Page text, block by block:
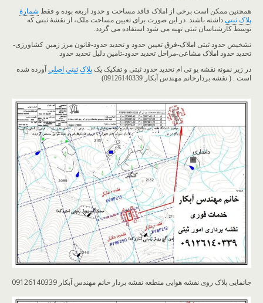
همچنین ممکن است برخی از املاک فاقد مساحت و حدود اربعه بوده و فقط شمارۀ
پلاک ثبتی داشته باشند. در این صورت برای تعیین مساحت ملک، از نقشۀ ثبتی که
توسط کارشناسان ثبتی تهیه می شود استفاده می ­گردد.
تشخیص حدود ثبتی املاک-فرق تعیین حدود و تحدید حدود-قانون مرز زمین کشاورزی-
تحدید حدود املاک مشاعی-مراحل تحدید حدود-تامین دلیل تحدید حدود
در زیر نمونه نقشه یو تی ام تحدید حدود ثبتی و تفکیک یک پلاک ثبتی اصلی آورده شده
است . ( نقشه بردارخانم مهندس آبکار 09126140339)
جانمایی پلاک روی نقشه هوایی منطعه نقشه بردار خانم مهندس آبکار 09126140339